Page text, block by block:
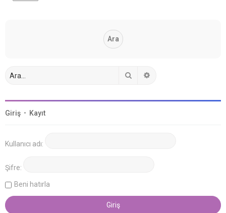
Giriş • Kayıt
Kullanıcı adı:
Şifre:
Beni hatırla